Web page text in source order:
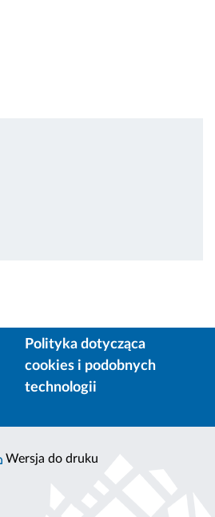
Polityka dotycząca
cookies i podobnych
technologii
Wersja do druku